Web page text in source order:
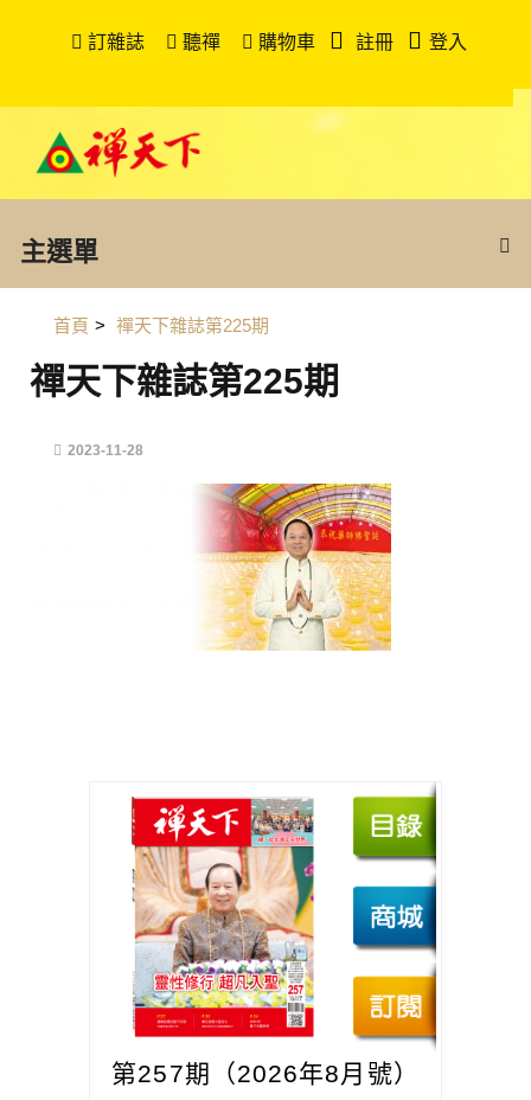
訂雜誌 聽禪 購物車 註冊 登入
主選單
首頁 > 禪天下雜誌第225期
禪天下雜誌第225期
2023-11-28
第257期（2026年8月號）